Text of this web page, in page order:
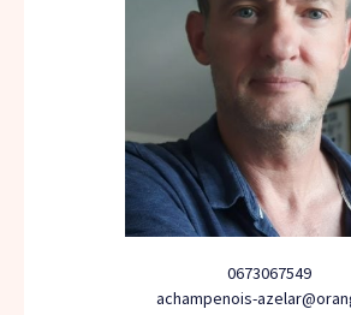
0673067549
achampenois-